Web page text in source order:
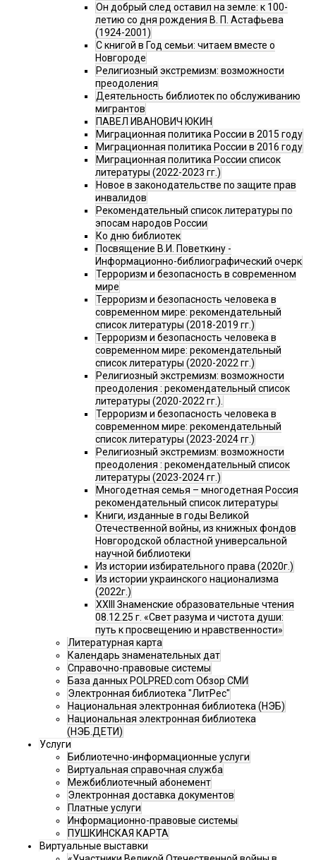
Он добрый след оставил на земле: к 100-
летию со дня рождения В. П. Астафьева
(1924-2001)
С книгой в Год семьи: читаем вместе о
Новгороде
Религиозный экстремизм: возможности
преодоления
Деятельность библиотек по обслуживанию
мигрантов
ПАВЕЛ ИВАНОВИЧ ЮКИН
Миграционная политика России в 2015 году
Миграционная политика России в 2016 году
Миграционная политика России список
литературы (2022-2023 гг.)
Новое в законодательстве по защите прав
инвалидов
Рекомендательный список литературы по
эпосам народов России
Ко дню библиотек
Посвящение В.И. Поветкину -
Информационно-библиографический очерк
Терроризм и безопасность в современном
мире
Терроризм и безопасность человека в
современном мире: рекомендательный
список литературы (2018-2019 гг.)
Терроризм и безопасность человека в
современном мире: рекомендательный
список литературы (2020-2022 гг.)
Религиозный экстремизм: возможности
преодоления : рекомендательный список
литературы (2020-2022 гг.).
Терроризм и безопасность человека в
современном мире: рекомендательный
список литературы (2023-2024 гг.)
Религиозный экстремизм: возможности
преодоления : рекомендательный список
литературы (2023-2024 гг.)
Многодетная семья – многодетная Россия
рекомендательный список литературы
Книги, изданные в годы Великой
Отечественной войны, из книжных фондов
Новгородской областной универсальной
научной библиотеки
Из истории избирательного права (2020г.)
Из истории украинского национализма
(2022г.)
XXIII Знаменские образовательные чтения
08.12.25 г. «Свет разума и чистота души:
путь к просвещению и нравственности»
Литературная карта
Календарь знаменательных дат
Справочно-правовые системы
База данных POLPRED.com Обзор СМИ
Электронная библиотека "ЛитРес"
Национальная электронная библиотека (НЭБ)
Национальная электронная библиотека
(НЭБ.ДЕТИ)
Услуги
Библиотечно-информационные услуги
Виртуальная справочная служба
Межбиблиотечный абонемент
Электронная доставка документов
Платные услуги
Информационно-правовые системы
ПУШКИНСКАЯ КАРТА
Виртуальные выставки